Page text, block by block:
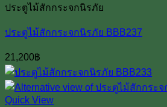
ประตูไม้สักกระจกนิรภัย
ประตูไม้สักกระจกนิรภัย BBB237
21,200฿
Quick View